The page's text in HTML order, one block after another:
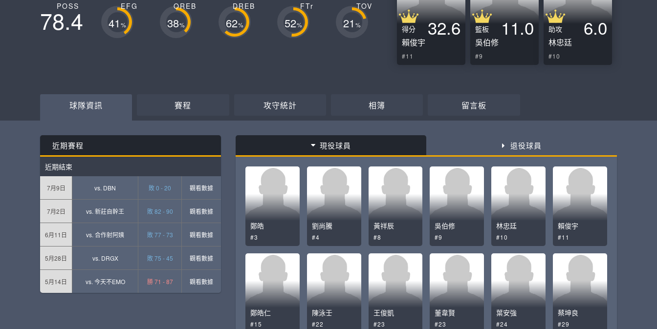
POSS
78.4 EFG
41 %
OREB
38%
DREB
62%
FTr
52%
TOV
21 % 得分 32.6
賴俊宇
#11
籃板 11.0
吳伯修
#9
助攻 6.0
林忠廷
#10
球隊資訊 賽程 攻守統計 相簿 留言板
近期賽程
近期結束
7月9日 vs. DBN 敗 0 - 20 觀看數據
7月2日 vs. 新莊自幹王 敗 82 - 90 觀看數據
6月11日 vs. 合作射阿姨 敗 77 - 73 觀看數據
5月28日 vs. DRGX 敗 75 - 45 觀看數據
5月14日 vs. 今天不EMO 勝 71 - 87 觀看數據
現役球員 退役球員
鄭皓
#3
劉尚騰
#4
黃祥辰
#8
吳伯修
#9
林忠廷
#10
賴俊宇
#11
鄭皓仁
#15
陳泳壬
#22
王俊凱
#23
董韋賢
#23
葉安強
#24
蔡坤良
#29